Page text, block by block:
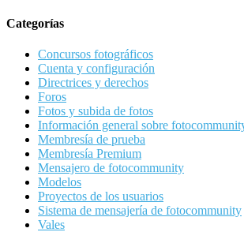
Categorías
Concursos fotográficos
Cuenta y configuración
Directrices y derechos
Foros
Fotos y subida de fotos
Información general sobre
Membresía de prueba
Membresía Premium
Mensajero de fotocommunity
Modelos
Proyectos de los usuarios
Sistema de mensajería de fotocommunity
Vales